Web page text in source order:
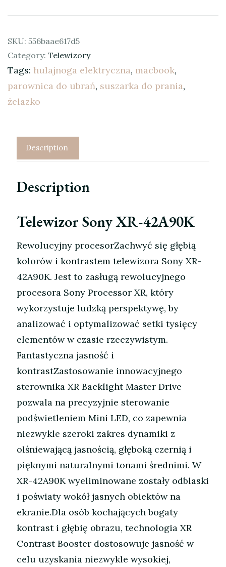
SKU: 556baae617d5
Category: Telewizory
Tags: hulajnoga elektryczna, macbook,
parownica do ubrań, suszarka do prania,
żelazko
Description
Description
Telewizor Sony XR-42A90K
Rewolucyjny procesorZachwyć się głębią
kolorów i kontrastem telewizora Sony XR-
42A90K. Jest to zasługą rewolucyjnego
procesora Sony Processor XR, który
wykorzystuje ludzką perspektywę, by
analizować i optymalizować setki tysięcy
elementów w czasie rzeczywistym.
Fantastyczna jasność i
kontrastZastosowanie innowacyjnego
sterownika XR Backlight Master Drive
pozwala na precyzyjnie sterowanie
podświetleniem Mini LED, co zapewnia
niezwykle szeroki zakres dynamiki z
olśniewającą jasnością, głęboką czernią i
pięknymi naturalnymi tonami średnimi. W
XR-42A90K wyeliminowane zostały odblaski
i poświaty wokół jasnych obiektów na
ekranie.Dla osób kochających bogaty
kontrast i głębię obrazu, technologia XR
Contrast Booster dostosowuje jasność w
celu uzyskania niezwykle wysokiej,